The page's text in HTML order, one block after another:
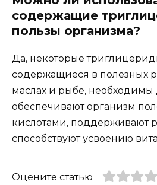
содержащие
пользы организма?
Да, некоторые
содержащиеся в полезных
маслах и рыбе, необходимы
обеспечивают организм
кислотами, поддерживают
способствуют усвоению
Оцените статью